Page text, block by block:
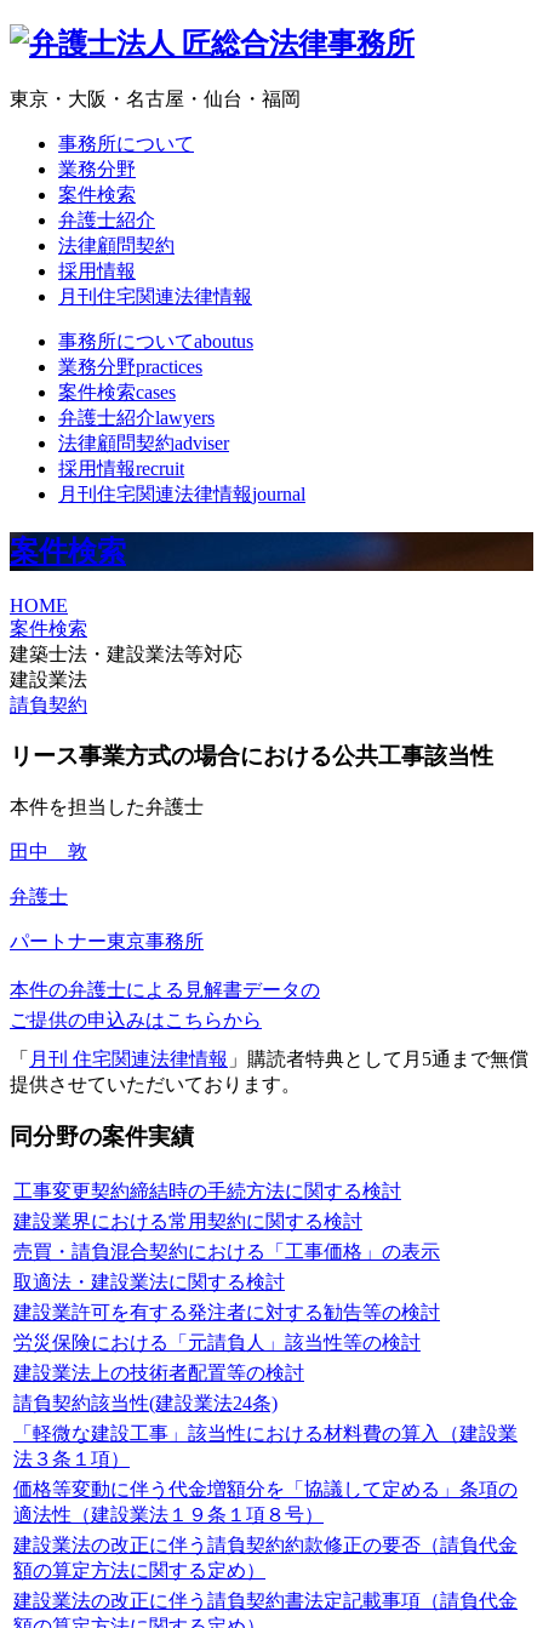
東京・大阪・名古屋・仙台・福岡
事務所について
業務分野
案件検索
弁護士紹介
法律顧問契約
採用情報
月刊住宅関連法律情報
事務所についてaboutus
業務分野practices
案件検索cases
弁護士紹介lawyers
法律顧問契約adviser
採用情報recruit
月刊住宅関連法律情報journal
案件検索
HOME
案件検索
建築士法・建設業法等対応
建設業法
請負契約
リース事業方式の場合における公共工事該当性
本件を担当した弁護士
田中 敦
弁護士
パートナー東京事務所
本件の弁護士による見解書データの
ご提供の申込みはこちらから
「 月刊 住宅関連法律情報 」購読者特典として月5通まで無償
提供させていただいております。
同分野の案件実績
工事変更契約締結時の手続方法に関する検討
建設業界における常用契約に関する検討
売買・請負混合契約における「工事価格」の表示
取適法・建設業法に関する検討
建設業許可を有する発注者に対する勧告等の検討
労災保険における「元請負人」該当性等の検討
建設業法上の技術者配置等の検討
請負契約該当性(建設業法24条)
「軽微な建設工事」該当性における材料費の算入（建設業
法３条１項）
価格等変動に伴う代金増額分を「協議して定める」条項の
適法性（建設業法１９条１項８号）
建設業法の改正に伴う請負契約約款修正の要否（請負代金
額の算定方法に関する定め）
建設業法の改正に伴う請負契約書法定記載事項（請負代金